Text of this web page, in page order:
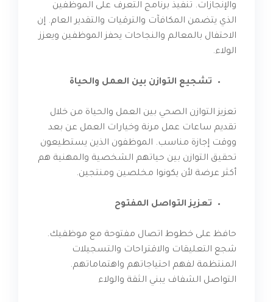
والإنجازات. تنفيذ برنامج التعرف على الموظفين
الذي يتضمن المكافآت والترقيات والتقدير العام. إن
الاحتفال بالمعالم والنجاحات يحفز الموظفين ويعزز
الولاء.
تشجيع التوازن بين العمل والحياة
تعزيز التوازن الصحي بين العمل والحياة من خلال
تقديم ساعات عمل مرنة وخيارات العمل عن بعد
ووقت إجازة مناسب. الموظفون الذين يستطيعون
تحقيق التوازن بين حياتهم الشخصية والمهنية هم
أكثر عرضة لأن يكونوا مخلصين ومنتجين.
تعزيز التواصل المفتوح
حافظ على خطوط اتصال مفتوحة مع موظفيك.
شجع التعليقات والاقتراحات والتسجيلات
المنتظمة لفهم احتياجاتهم واهتماماتهم.
التواصل الشفاف يبني الثقة والولاء